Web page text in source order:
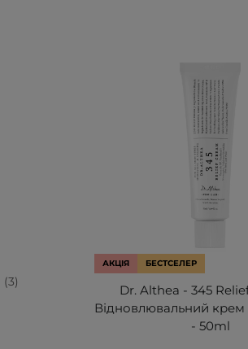
3
АКЦІЯ БЕСТСЕЛЕР
Dr. Althea - 345
Відновлювальний крем
- 50ml